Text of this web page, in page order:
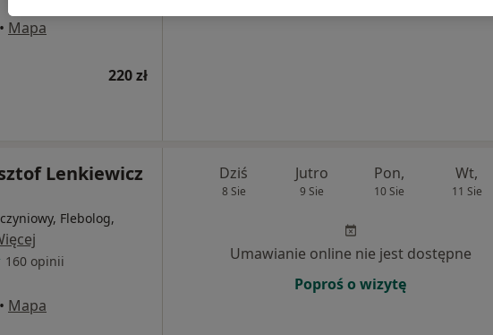
• Mapa
220 zł
Lenkiewicz
Flebolog,
160 opinii
• Mapa
Dziś
8 Sie
Jutro
9 Sie
Pon,
10 Sie
Wt,
11 Sie
Umawianie online nie jest dostępne
Poproś o wizytę